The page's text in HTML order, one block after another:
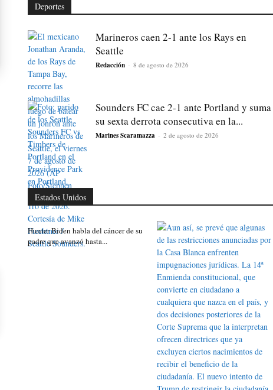
Deportes
Marineros caen 2-1 ante los Rays en
Seattle
Redacción - 8 de agosto de 2026
Sounders FC cae 2-1 ante Portland y suma
su sexta derrota consecutiva en la...
Marines Scaramazza - 2 de agosto de 2026
Estados Unidos
Hunter Biden habla del cáncer de su
padre que avanzó hasta...